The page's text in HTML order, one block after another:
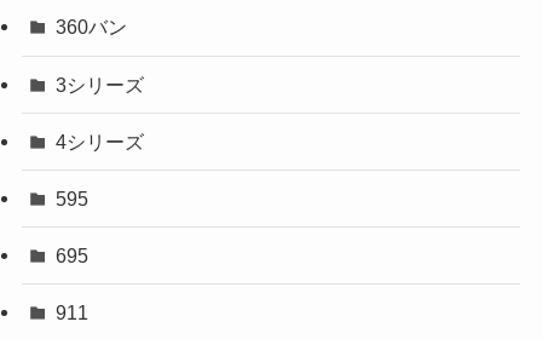
360バン
3シリーズ
4シリーズ
595
695
911